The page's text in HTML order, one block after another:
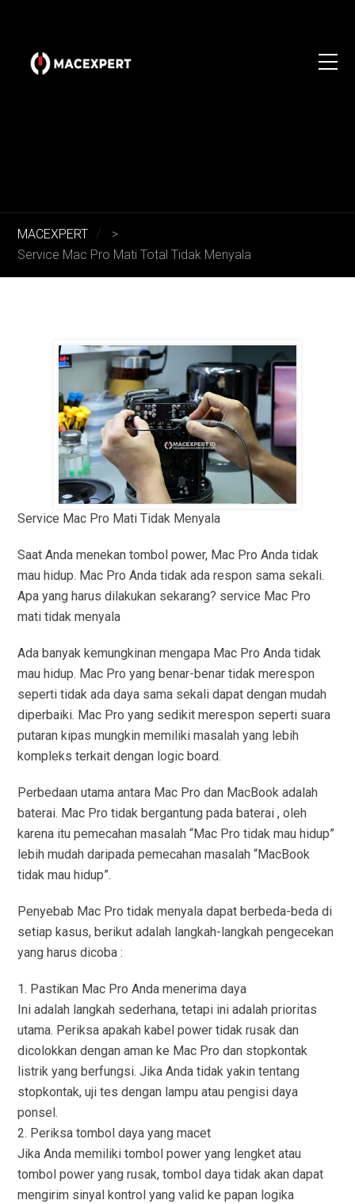
MACEXPERT
>
Service Mac Pro Mati Total Tidak Menyala
Service Mac Pro Mati Tidak Menyala
Saat Anda menekan tombol power, Mac Pro Anda tidak
mau hidup. Mac Pro Anda tidak ada respon sama sekali.
Apa yang harus dilakukan sekarang? service Mac Pro
mati tidak menyala
Ada banyak kemungkinan mengapa Mac Pro Anda tidak
mau hidup. Mac Pro yang benar-benar tidak merespon
seperti tidak ada daya sama sekali dapat dengan mudah
diperbaiki. Mac Pro yang sedikit merespon seperti suara
putaran kipas mungkin memiliki masalah yang lebih
kompleks terkait dengan logic board.
Perbedaan utama antara Mac Pro dan MacBook adalah
baterai. Mac Pro tidak bergantung pada baterai , oleh
karena itu pemecahan masalah “Mac Pro tidak mau hidup”
lebih mudah daripada pemecahan masalah “MacBook
tidak mau hidup”.
Penyebab Mac Pro tidak menyala dapat berbeda-beda di
setiap kasus, berikut adalah langkah-langkah pengecekan
yang harus dicoba :
1. Pastikan Mac Pro Anda menerima daya
Ini adalah langkah sederhana, tetapi ini adalah prioritas
utama. Periksa apakah kabel power tidak rusak dan
dicolokkan dengan aman ke Mac Pro dan stopkontak
listrik yang berfungsi. Jika Anda tidak yakin tentang
stopkontak, uji tes dengan lampu atau pengisi daya
ponsel.
2. Periksa tombol daya yang macet
Jika Anda memiliki tombol power yang lengket atau
tombol power yang rusak, tombol daya tidak akan dapat
mengirim sinyal kontrol yang valid ke papan logika